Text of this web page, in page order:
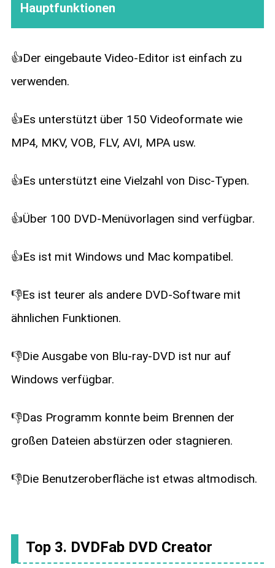
Hauptfunktionen
👍Der eingebaute Video-Editor ist einfach zu
verwenden.
👍Es unterstützt über 150 Videoformate wie
MP4, MKV, VOB, FLV, AVI, MPA usw.
👍Es unterstützt eine Vielzahl von Disc-Typen.
👍Über 100 DVD-Menüvorlagen sind verfügbar.
👍Es ist mit Windows und Mac kompatibel.
👎Es ist teurer als andere DVD-Software mit
ähnlichen Funktionen.
👎Die Ausgabe von Blu-ray-DVD ist nur auf
Windows verfügbar.
👎Das Programm konnte beim Brennen der
großen Dateien abstürzen oder stagnieren.
👎Die Benutzeroberfläche ist etwas altmodisch.
Top 3. DVDFab DVD Creator